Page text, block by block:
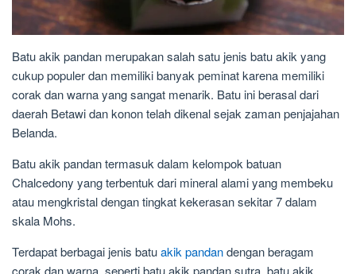
Batu akik pandan merupakan salah satu jenis batu akik yang
cukup populer dan memiliki banyak peminat karena memiliki
corak dan warna yang sangat menarik. Batu ini berasal dari
daerah Betawi dan konon telah dikenal sejak zaman penjajahan
Belanda.
Batu akik pandan termasuk dalam kelompok batuan
Chalcedony yang terbentuk dari mineral alami yang membeku
atau mengkristal dengan tingkat kekerasan sekitar 7 dalam
skala Mohs.
Terdapat berbagai jenis batuakik pandandengan beragam
corak dan warna, seperti batu akik pandan sutra, batu akik